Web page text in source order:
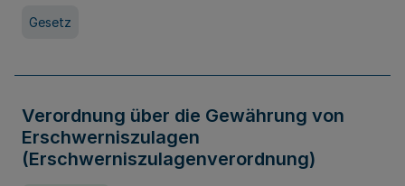
Gesetz
Verordnung über die Gewährung von
Erschwerniszulagen
(Erschwerniszulagenverordnung)